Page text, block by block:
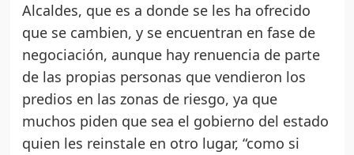
Alcaldes, que es a donde se les ha ofrecido
que se cambien, y se encuentran en fase de
negociación, aunque hay renuencia de parte
de las propias personas que vendieron los
predios en las zonas de riesgo, ya que
muchos piden que sea el gobierno del estado
quien les reinstale en otro lugar, “como si